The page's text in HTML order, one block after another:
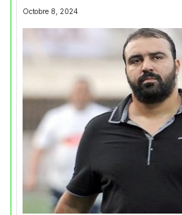
Octobre 8, 2024